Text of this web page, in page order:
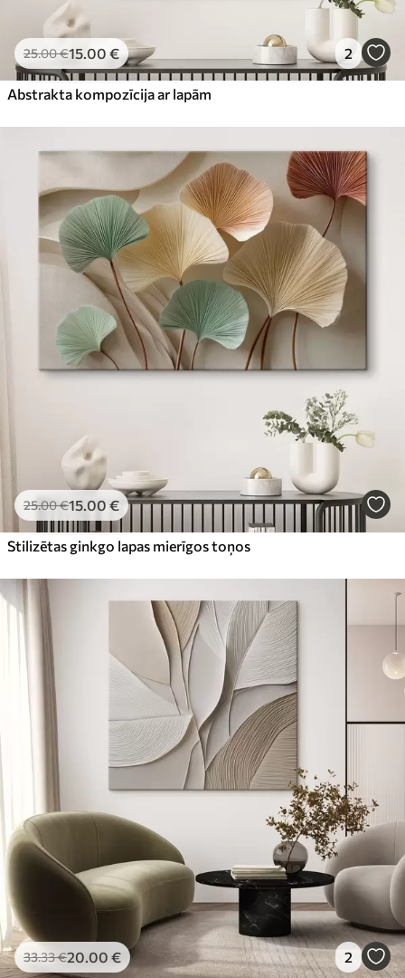
25.00€15.00 € 2
Abstrakta kompozīcija ar lapām
25.00€15.00 €
Stilizētas ginkgo lapas mierīgos toņos
33.33€20.00 € 2